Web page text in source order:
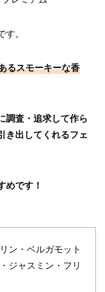
。
るスモーキーな香
調査・追求して作ら
き出してくれるフェ
めです！
ン・ベルガモット
ジャスミン・フリ